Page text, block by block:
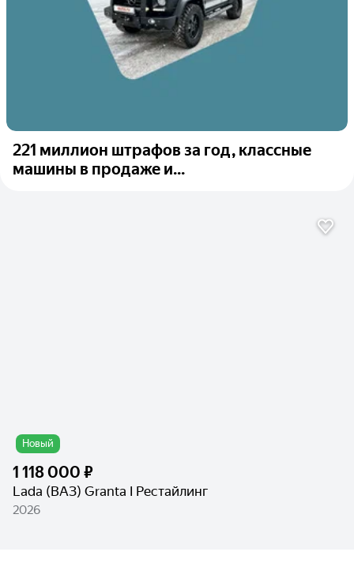
221 миллион штрафов за год, классные
машины в продаже и...
Новый
1 118 000 ₽
Lada (ВАЗ) Granta I Рестайлинг
2026